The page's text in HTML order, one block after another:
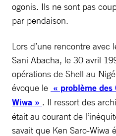
ogonis. Ils ne sont pas
par pendaison.
Lors d’une rencontre avec
Sani Abacha, le 30 avril
opérations de Shell au
évoque le « problème des
Wiwa » . Il ressort des
était au courant de
savait que Ken Saro-Wiwa